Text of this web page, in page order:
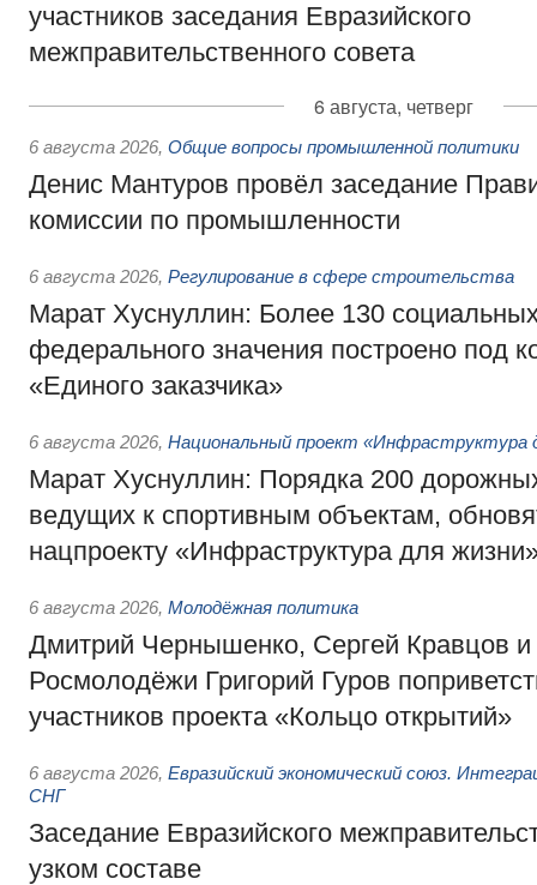
участников заседания Евразийского
межправительственного совета
6 августа, четверг
6 августа 2026, Общие вопросы промышленной политики
Денис Мантуров провёл заседание
комиссии по промышленности
6 августа 2026, Регулирование в сфере строительства
Марат Хуснуллин: Более 130
федерального значения построено под
«Единого заказчика»
6 августа 2026, Национальный проект «Инфраструктура
Марат Хуснуллин: Порядка 200
ведущих к спортивным объектам,
нацпроекту «Инфраструктура для
6 августа 2026, Молодёжная политика
Дмитрий Чернышенко, Сергей Кравцов и
Росмолодёжи Григорий Гуров
участников проекта «Кольцо открытий»
6 августа 2026, Евразийский экономический союз.
СНГ
Заседание Евразийского
узком составе